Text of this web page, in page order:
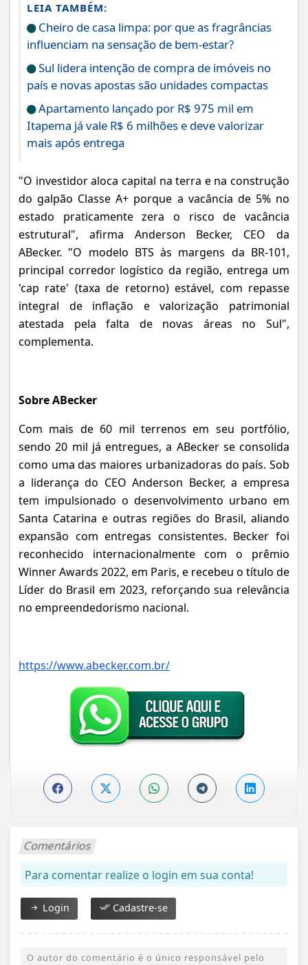
LEIA TAMBÉM:
Cheiro de casa limpa: por que as fragrâncias
influenciam na sensação de bem-estar?
Sul lidera intenção de compra de imóveis no
país e novas apostas são unidades compactas
Apartamento lançado por R$ 975 mil em
Itapema já vale R$ 6 milhões e deve valorizar
mais após entrega
"O investidor aloca capital na terra e na construção
do galpão Classe A+ porque a vacância de 5% no
estado praticamente zera o risco de vacância
estrutural", afirma Anderson Becker, CEO da
ABecker. "O modelo BTS às margens da BR-101,
principal corredor logístico da região, entrega um
'cap rate' (taxa de retorno) estável, com repasse
integral de inflação e valorização patrimonial
atestada pela falta de novas áreas no Sul",
complementa.
Sobre ABecker
Com mais de 60 mil terrenos em seu portfólio,
sendo 20 mil já entregues, a ABecker se consolida
como uma das maiores urbanizadoras do país. Sob
a liderança do CEO Anderson Becker, a empresa
tem impulsionado o desenvolvimento urbano em
Santa Catarina e outras regiões do Brasil, aliando
expansão com entregas consistentes. Becker foi
reconhecido internacionalmente com o prêmio
Winner Awards 2022, em Paris, e recebeu o título de
Líder do Brasil em 2023, reforçando sua relevância
no empreendedorismo nacional.
https://www.abecker.com.br/
Comentários
Para comentar realize o login em sua conta!
Login Cadastre-se
O autor do comentário é o único responsável pelo